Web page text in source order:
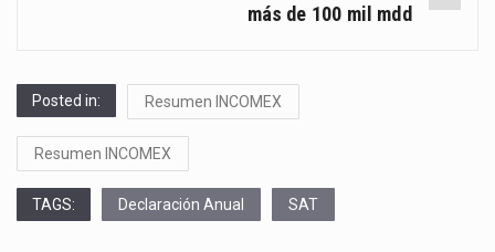
más de 100 mil mdd
Posted in: Resumen INCOMEX
Resumen INCOMEX
TAGS: Declaración Anual SAT